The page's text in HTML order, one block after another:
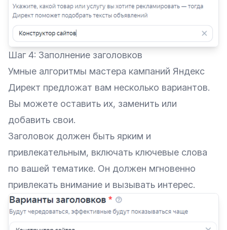
Шаг 4: Заполнение заголовков
Умные алгоритмы мастера кампаний Яндекс
Директ предложат вам несколько вариантов.
Вы можете оставить их, заменить или
добавить свои.
Заголовок должен быть ярким и
привлекательным, включать ключевые слова
по вашей тематике. Он должен мгновенно
привлекать внимание и вызывать интерес.